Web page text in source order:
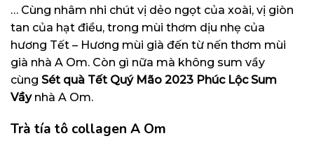
… Cùng nhâm nhi chút vị dẻo ngọt của xoài, vị giòn
tan của hạt điều, trong mùi thơm dịu nhẹ của
hương Tết – Hương mùi già đến từ nến thơm mùi
già nhà A Om. Còn gì nữa mà không sum vầy
cùng Sét quà Tết Quý Mão 2023 Phúc Lộc Sum
Vầynhà A Om.
Trà tía tô collagen A Om